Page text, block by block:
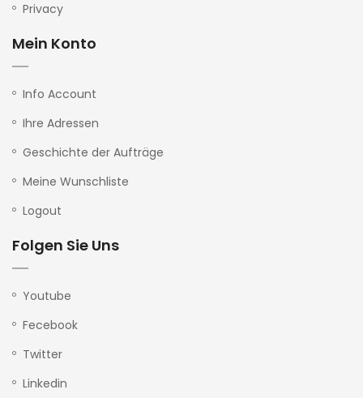
Privacy
Mein Konto
Info Account
Ihre Adressen
Geschichte der Aufträge
Meine Wunschliste
Logout
Folgen Sie Uns
Youtube
Fecebook
Twitter
Linkedin